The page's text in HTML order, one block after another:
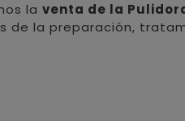
laventa de la
de la preparación,